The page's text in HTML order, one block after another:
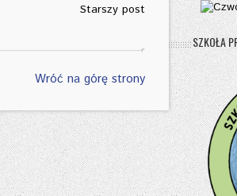
Starszy post
Wróć na górę strony
SZKOŁA